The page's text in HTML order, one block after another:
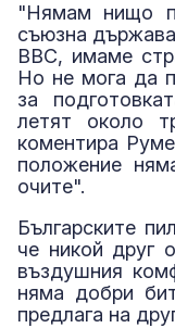
"Нямам нищо
съюзна
ВВС, имаме
Но не мога да
за
летят около
коментира
положение
очите".
Българските
че никой друг
въздушния
няма добри
предлага на